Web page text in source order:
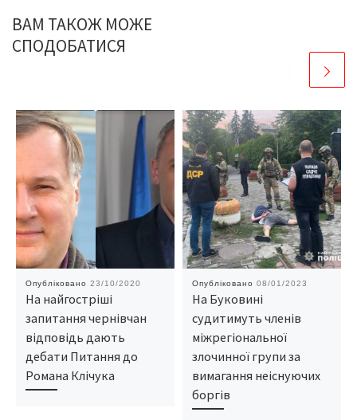
ВАМ ТАКОЖ МОЖЕ
СПОДОБАТИСЯ
Опубліковано 23/10/2020
На найгостріші
запитання чернівчан
відповідь дають
дебати Питання до
Романа Клічука
Опубліковано 08/01/2023
На Буковині
судитимуть членів
міжрегіональної
злочинної групи за
вимагання неіснуючих
боргів